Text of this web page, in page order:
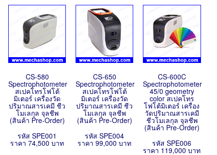
CS-580
Spectrophotometer
สเปคโทรโฟโต้
มิเตอร์ เครื่องวัด
ปริมาณสารเคมี ชีว
โมเลกุล จุลชีพ
(สินค้า Pre-Order)
รหัส SPE001
ราคา 74,500 บาท
CS-650
Spectrophotometer
สเปคโทรโฟโต้
มิเตอร์ เครื่องวัด
ปริมาณสารเคมี ชีว
โมเลกุล จุลชีพ
(สินค้า Pre-Order)
รหัส SPE004
ราคา 99,000 บาท
CS-600C
Spectrophotometer
45/0 geometry
color สเปคโทร
โฟโต้มิเตอร์ เครื่อง
วัดปริมาณสารเคมี
ชีวโมเลกุล จุลชีพ
(สินค้า Pre-Order)
รหัส SPE006
ราคา 119,000 บาท